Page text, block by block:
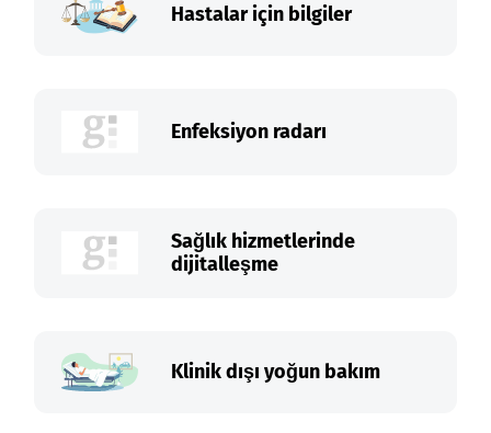
Hastalar için bilgiler
Enfeksiyon radarı
Sağlık hizmetlerinde
dijitalleşme
Klinik dışı yoğun bakım